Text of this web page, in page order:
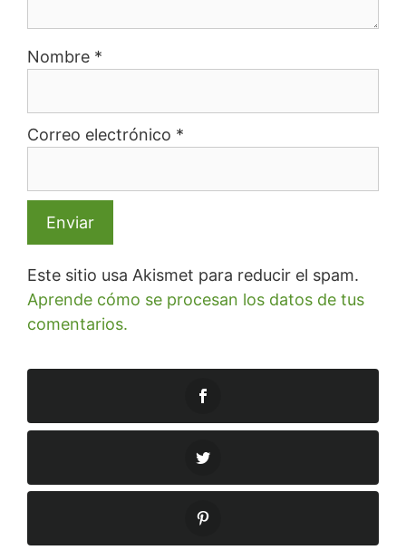
Nombre *
Correo electrónico *
Este sitio usa Akismet para reducir el spam.
Aprende cómo se procesan los datos de tus
comentarios.